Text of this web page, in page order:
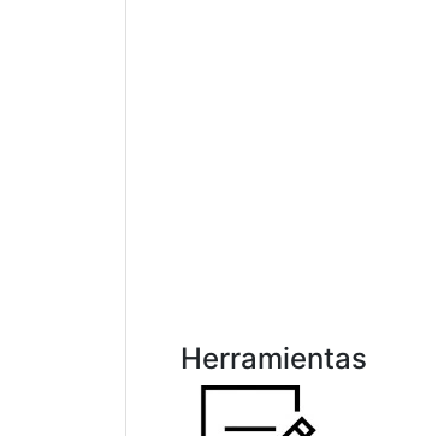
Herramientas